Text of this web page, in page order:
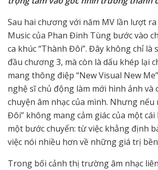
Sau hai chương với năm MV lần lượt
Music của Phan Đinh Tùng bước vào
ca khúc “Thành Đôi”. Đây không chỉ là
đầu chương 3, mà còn là dấu khép lại
mang thông điệp “New Visual New
nghệ sĩ chủ động làm mới hình ảnh và
chuyện âm nhạc của mình. Nhưng nếu
Đôi” không mang cảm giác của một
một bước chuyển: từ việc khẳng định
việc nói nhiều hơn về những giá trị
Trong bối cảnh thị trường âm nhạc